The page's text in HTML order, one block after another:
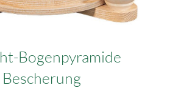
Bogenpyramide
Bescherung